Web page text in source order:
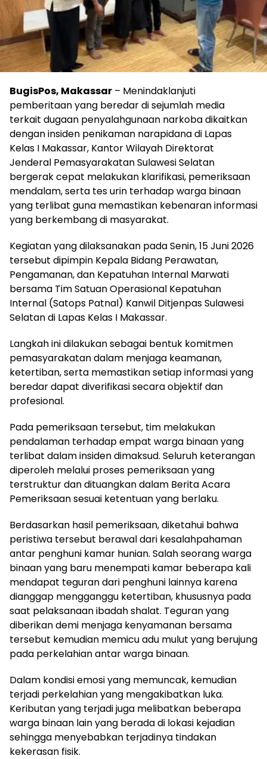
BugisPos, Makassar – Menindaklanjuti
pemberitaan yang beredar di sejumlah media
terkait dugaan penyalahgunaan narkoba dikaitkan
dengan insiden penikaman narapidana di Lapas
Kelas I Makassar, Kantor Wilayah Direktorat
Jenderal Pemasyarakatan Sulawesi Selatan
bergerak cepat melakukan klarifikasi, pemeriksaan
mendalam, serta tes urin terhadap warga binaan
yang terlibat guna memastikan kebenaran informasi
yang berkembang di masyarakat.
Kegiatan yang dilaksanakan pada Senin, 15 Juni 2026
tersebut dipimpin Kepala Bidang Perawatan,
Pengamanan, dan Kepatuhan Internal Marwati
bersama Tim Satuan Operasional Kepatuhan
Internal (Satops Patnal) Kanwil Ditjenpas Sulawesi
Selatan di Lapas Kelas I Makassar.
Langkah ini dilakukan sebagai bentuk komitmen
pemasyarakatan dalam menjaga keamanan,
ketertiban, serta memastikan setiap informasi yang
beredar dapat diverifikasi secara objektif dan
profesional.
Pada pemeriksaan tersebut, tim melakukan
pendalaman terhadap empat warga binaan yang
terlibat dalam insiden dimaksud. Seluruh keterangan
diperoleh melalui proses pemeriksaan yang
terstruktur dan dituangkan dalam Berita Acara
Pemeriksaan sesuai ketentuan yang berlaku.
Berdasarkan hasil pemeriksaan, diketahui bahwa
peristiwa tersebut berawal dari kesalahpahaman
antar penghuni kamar hunian. Salah seorang warga
binaan yang baru menempati kamar beberapa kali
mendapat teguran dari penghuni lainnya karena
dianggap mengganggu ketertiban, khususnya pada
saat pelaksanaan ibadah shalat. Teguran yang
diberikan demi menjaga kenyamanan bersama
tersebut kemudian memicu adu mulut yang berujung
pada perkelahian antar warga binaan.
Dalam kondisi emosi yang memuncak, kemudian
terjadi perkelahian yang mengakibatkan luka.
Keributan yang terjadi juga melibatkan beberapa
warga binaan lain yang berada di lokasi kejadian
sehingga menyebabkan terjadinya tindakan
kekerasan fisik.